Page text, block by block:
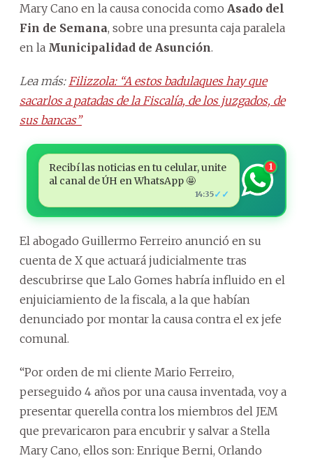
Mary Cano en la causa conocida como Asado del
Fin de Semana, sobre una presunta caja paralela
en la Municipalidad de Asunción.
Lea más: Filizzola: “A estos badulaques hay que
sacarlos a patadas de la Fiscalía, de los juzgados, de
sus bancas”
Recibí las noticias en tu celular, unite
al canal de ÚH en WhatsApp 🤩
14:35✓✓
1
El abogado Guillermo Ferreiro anunció en su
cuenta de X que actuará judicialmente tras
descubrirse que Lalo Gomes habría influido en el
enjuiciamiento de la fiscala, a la que habían
denunciado por montar la causa contra el ex jefe
comunal.
“Por orden de mi cliente Mario Ferreiro,
perseguido 4 años por una causa inventada, voy a
presentar querella contra los miembros del JEM
que prevaricaron para encubrir y salvar a Stella
Mary Cano, ellos son: Enrique Berni, Orlando